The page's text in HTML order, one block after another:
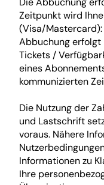
Zeitpunkt wird
(Visa/
Abbuchung erfolgt
Tickets /
eines
kommunizierten
Die Nutzung der
und Lastschrift
voraus. Nähere
Informationen zu
Ihre